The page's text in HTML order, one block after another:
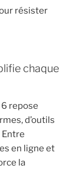
résister
chaque
repose
d’outils
Entre
en ligne et
la